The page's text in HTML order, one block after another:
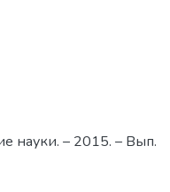
науки. – 2015. – Вып.